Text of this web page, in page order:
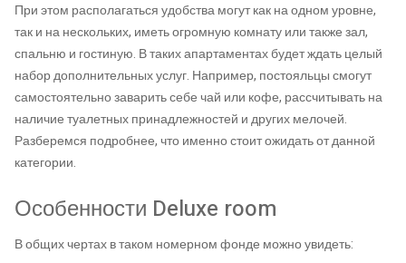
При этом располагаться удобства могут как на одном уровне,
так и на нескольких, иметь огромную комнату или также зал,
спальню и гостиную. В таких апартаментах будет ждать целый
набор дополнительных услуг. Например, постояльцы смогут
самостоятельно заварить себе чай или кофе, рассчитывать на
наличие туалетных принадлежностей и других мелочей.
Разберемся подробнее, что именно стоит ожидать от данной
категории.
Особенности Deluxe room
В общих чертах в таком номерном фонде можно увидеть: